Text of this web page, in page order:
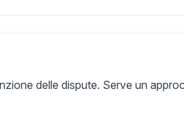
delle dispute. Serve un